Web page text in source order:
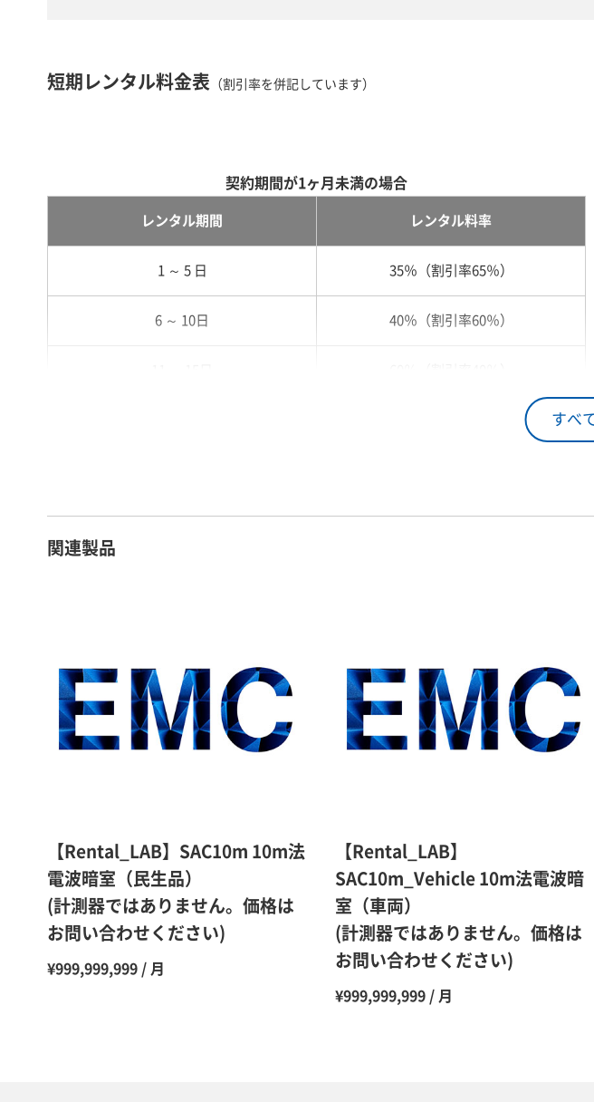
短期レンタル料金表 （割引率を併記しています）
すべ
契約期間が1ヶ月未満の場合
レンタル期間 レンタル料率
1 ～ 5 日 35％（割引率65％）
6 ～ 10日 40％（割引率60％）
26日 ～ 1ヶ月 100％（割引率 0％）
関連製品
【Rental_LAB】SAC10m 10m法
電波暗室（民生品）
(計測器ではありません。価格は
お問い合わせください)
¥999,999,999 / 月
【Rental_LAB】
SAC10m_Vehicle 10m法電波暗
室（車両）
(計測器ではありません。価格は
お問い合わせください)
¥999,999,999 / 月